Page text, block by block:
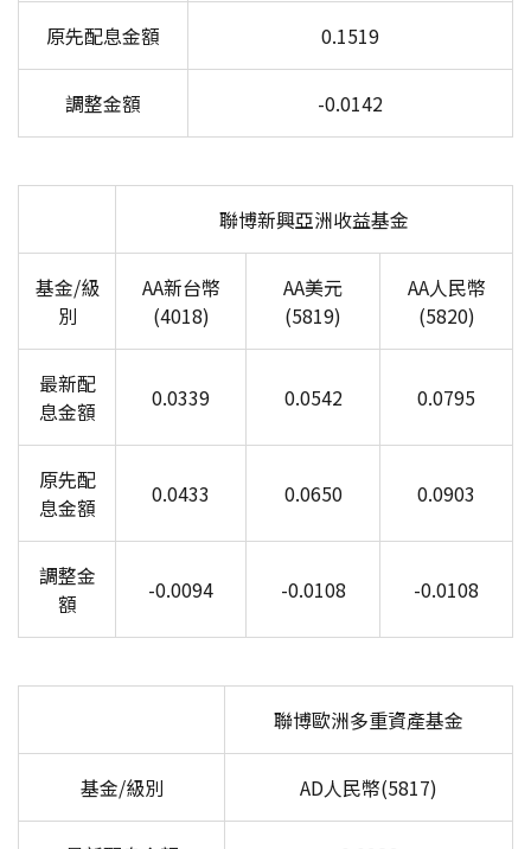
原先配息金額 0.1519
調整金額 -0.0142
聯博新興亞洲收益基金
基金/級
別
AA新台幣
(4018)
AA美元
(5819)
AA人民幣
(5820)
最新配
息金額
0.0339 0.0542 0.0795
原先配
息金額
0.0433 0.0650 0.0903
調整金
額
-0.0094 -0.0108 -0.0108
聯博歐洲多重資產基金
基金/級別 AD人民幣(5817)